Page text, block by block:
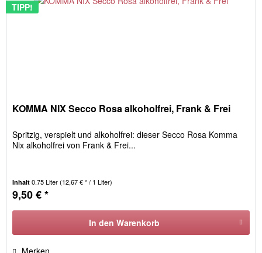
TIPP!
KOMMA NIX Secco Rosa alkoholfrei, Frank & Frei
Spritzig, verspielt und alkoholfrei: dieser Secco Rosa Komma
Nix alkoholfrei von Frank & Frei...
Inhalt0.75 Liter(12,67 € * / 1 Liter)
9,50 € *
In den Warenkorb
Merken